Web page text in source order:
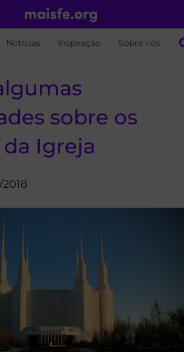
Notícias Inspiração Sobre nós
sobre os
Igreja
2018